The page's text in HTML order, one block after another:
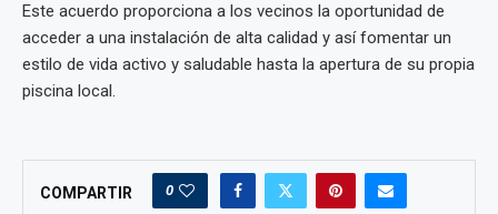
Este acuerdo proporciona a los vecinos la oportunidad de
acceder a una instalación de alta calidad y así fomentar un
estilo de vida activo y saludable hasta la apertura de su propia
piscina local.
COMPARTIR 0